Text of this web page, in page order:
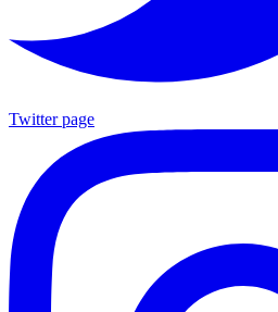
Twitter page